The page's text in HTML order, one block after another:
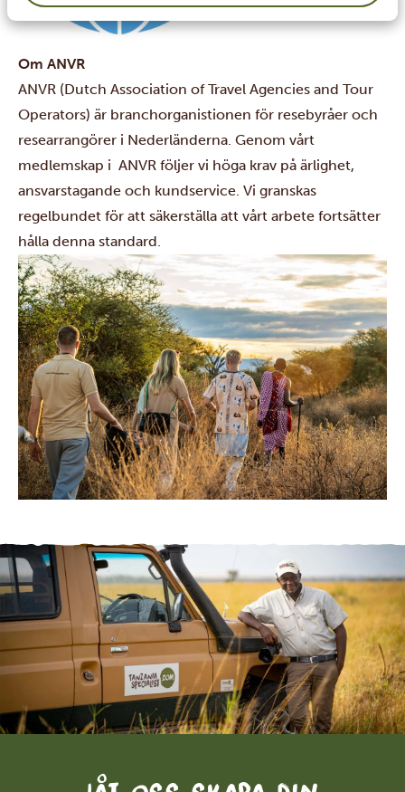
Om ANVR
ANVR (Dutch Association of Travel Agencies and Tour
Operators) är branchorganistionen för resebyråer och
researrangörer i Nederländerna. Genom vårt
medlemskap i ANVR följer vi höga krav på ärlighet,
ansvarstagande och kundservice. Vi granskas
regelbundet för att säkerställa att vårt arbete fortsätter
hålla denna standard.